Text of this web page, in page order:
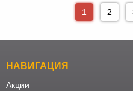
1 2
НАВИГАЦИЯ
Акции